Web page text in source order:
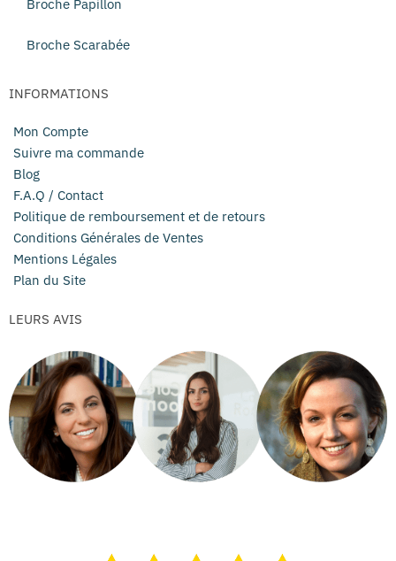
Broche Papillon
Broche Scarabée
INFORMATIONS
Mon Compte
Suivre ma commande
Blog
F.A.Q / Contact
Politique de remboursement et de retours
Conditions Générales de Ventes
Mentions Légales
Plan du Site
LEURS AVIS